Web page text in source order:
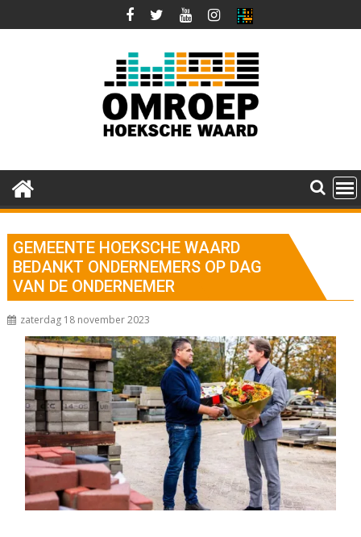
naar
GEMEENTE HOEKSCHE WAARD
BEDANKT ONDERNEMERS OP DAG
VAN DE ONDERNEMER
zaterdag 18 november 2023